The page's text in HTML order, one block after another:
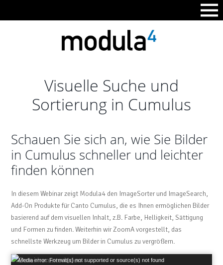
Visuelle Suche und
Sortierung in Cumulus
Schauen Sie sich an, wie Sie Bilder
in Cumulus schneller und leichter
finden können
In diesem Webinar zeigt Modula4 den ImageSorter und ImageSearch,
Add-On Produkte für Canto Cumulus, die es Ihnen ermöglichen Bilder
basierend auf dem visuellen Inhalt, z.B. Farbe, Helligkeit, Sättigung
und Formen zu finden. Weiterhin wir ZoomA vorgestellt, das
schnellste Werkzeug um Bilder in Cumulus zu vergrößern.
Video-
Media error: Format(s) not supported or source(s) not found